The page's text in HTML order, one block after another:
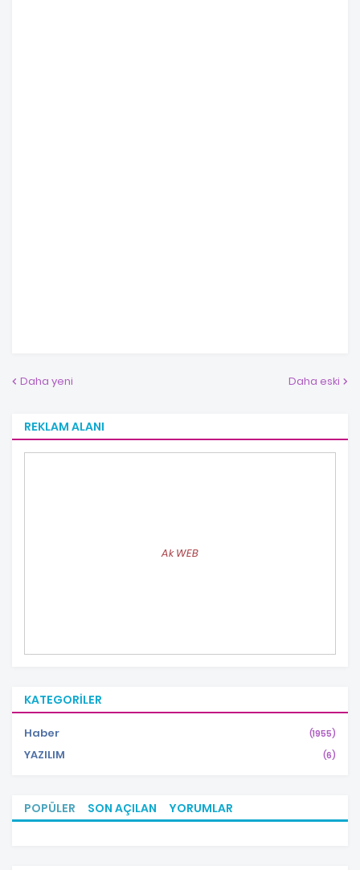
Daha yeni Daha eski
REKLAM ALANI
Ak WEB
KATEGORILER
Haber (1955)
YAZILIM (6)
POPÜLER SON AÇILAN YORUMLAR